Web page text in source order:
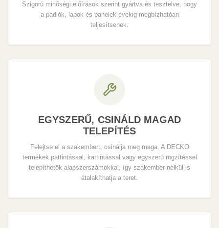
Szigorú minőségi előírások szerint gyártva és tesztelve, hogy
a padlók, lapok és panelek évekig megbízhatóan
teljesítsenek.
EGYSZERŰ, CSINÁLD MAGAD
TELEPÍTÉS
Felejtse el a szakembert, csinálja meg maga. A DECKO
termékek pattintással, kattintással vagy egyszerű rögzítéssel
telepíthetők alapszerszámokkal, így szakember nélkül is
átalakíthatja a teret.